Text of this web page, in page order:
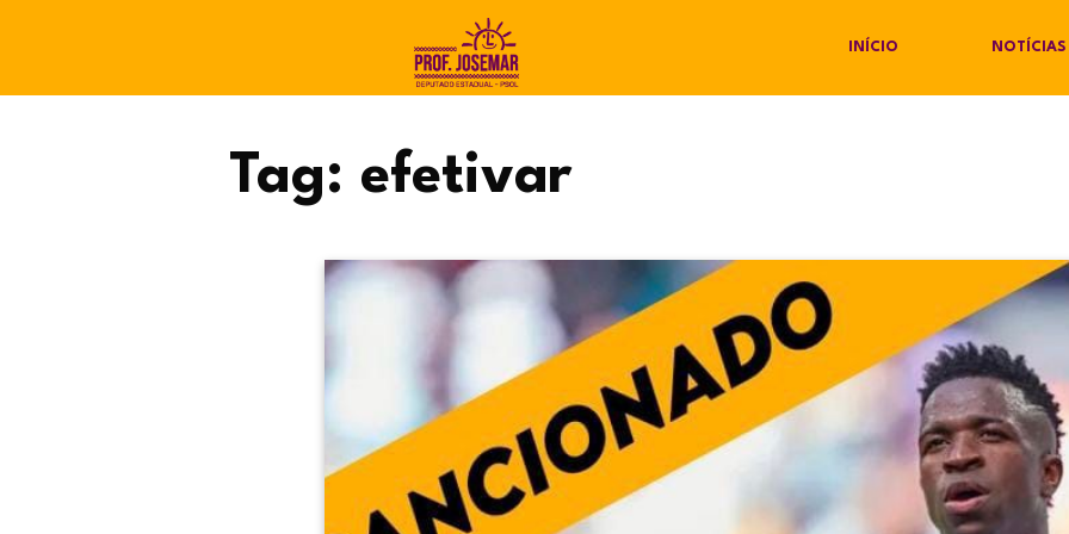
INÍCIO NOTÍCIAS
Tag: efetivar